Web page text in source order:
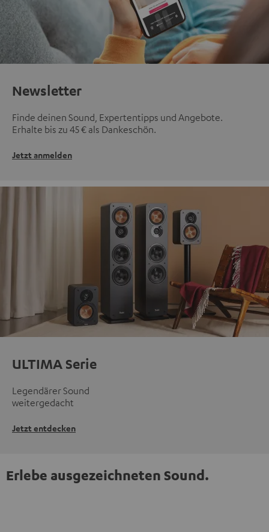
Newsletter
Finde deinen Sound, Expertentipps und Angebote.
Erhalte bis zu 45 € als Dankeschön.
Jetzt anmelden
ULTIMA Serie
Legendärer Sound
weitergedacht
Jetzt entdecken
Erlebe ausgezeichneten Sound.